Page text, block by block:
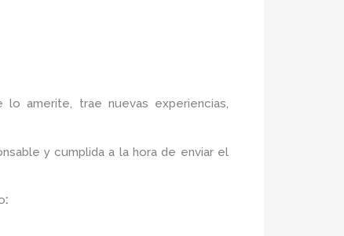
amerite, trae nuevas experiencias,
y cumplida a la hora de enviar el
: